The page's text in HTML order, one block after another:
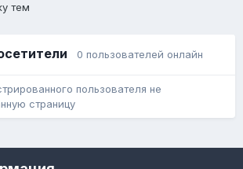
тем
0 пользователей онлайн
пользователя не
страницу